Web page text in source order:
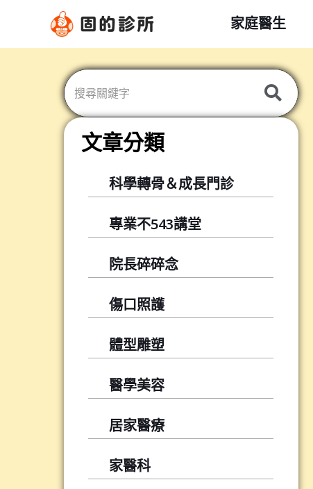
主
家庭醫生
文章分類
科學轉骨＆成長門診
專業不543講堂
院長碎碎念
傷口照護
體型雕塑
醫學美容
居家醫療
家醫科